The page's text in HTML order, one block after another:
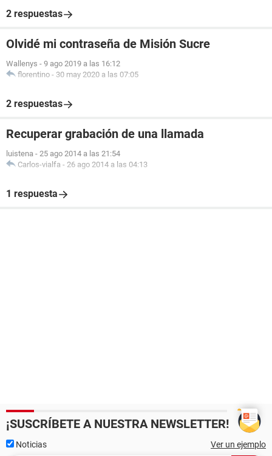
2 respuestas
Olvidé mi contraseña de Misión Sucre
Wallenys - 9 ago 2019 a las 16:12
florentino - 30 may 2020 a las 07:05
2 respuestas
Recuperar grabación de una llamada
luistena - 25 ago 2014 a las 21:54
Carlos-vialfa - 26 ago 2014 a las 04:13
1 respuesta
¡SUSCRÍBETE A NUESTRA NEWSLETTER!
Noticias Ver un ejemplo